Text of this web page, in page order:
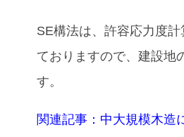
SE構法は、許容応力度
ておりますので、建設地
す。
関連記事：中大規模木造